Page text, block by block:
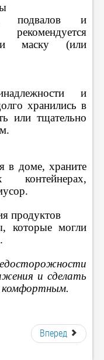
подвалов и
и маску (или
и
хранились в
или тщательно
в доме, храните
продуктов
которые могли
и сделать
комфортным.
Вперед